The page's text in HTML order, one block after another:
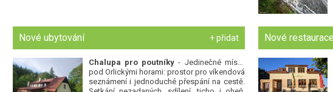
Nové ubytování + přidat
Chalupa pro poutníky - Jedinečné místo
pod Orlickými horami: prostor pro víkendová
seznámení i jednoduché přespání na cestě.
Nové restaurace